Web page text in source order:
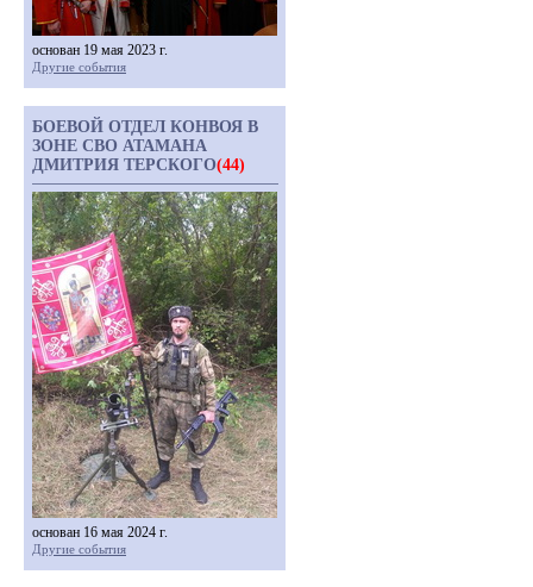
основан 19 мая 2023 г.
Другие события
БОЕВОЙ ОТДЕЛ КОНВОЯ В
ЗОНЕ СВО АТАМАНА
ДМИТРИЯ ТЕРСКОГО(44)
основан 16 мая 2024 г.
Другие события